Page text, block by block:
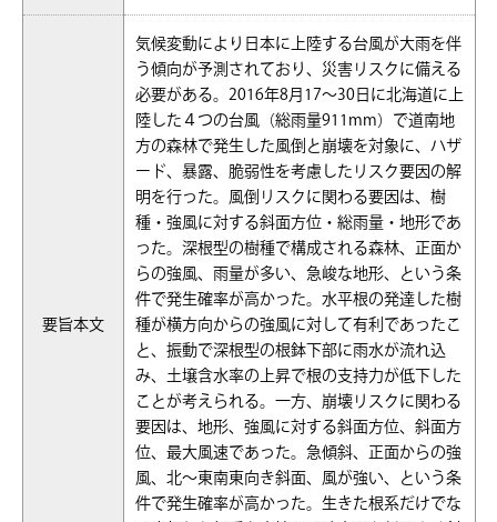
要旨本文
気候変動により日本に上陸する台風が大雨を伴
う傾向が予測されており、災害リスクに備える
必要がある。2016年8月17～30日に北海道に上
陸した４つの台風（総雨量911mm）で道南地
方の森林で発生した風倒と崩壊を対象に、ハザ
ード、暴露、脆弱性を考慮したリスク要因の解
明を行った。風倒リスクに関わる要因は、樹
種・強風に対する斜面方位・総雨量・地形であ
った。深根型の樹種で構成される森林、正面か
らの強風、雨量が多い、急峻な地形、という条
件で発生確率が高かった。水平根の発達した樹
種が横方向からの強風に対して有利であったこ
と、振動で深根型の根鉢下部に雨水が流れ込
み、土壌含水率の上昇で根の支持力が低下した
ことが考えられる。一方、崩壊リスクに関わる
要因は、地形、強風に対する斜面方位、斜面方
位、最大風速であった。急傾斜、正面からの強
風、北～東南東向き斜面、風が強い、という条
件で発生確率が高かった。生きた根系だけでな